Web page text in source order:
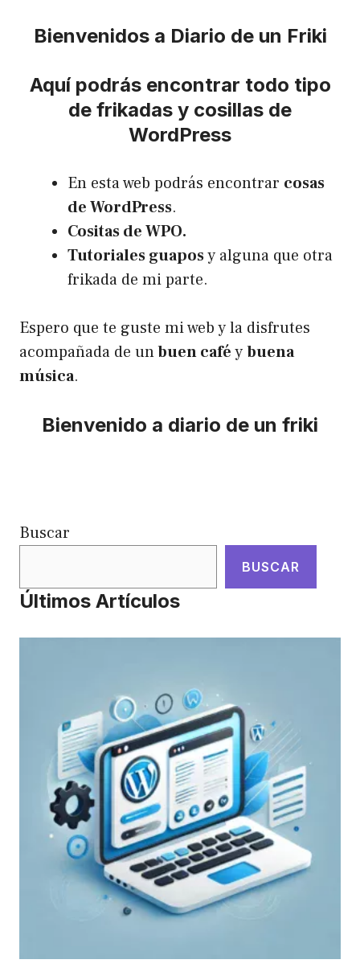
Bienvenidos a Diario de un Friki
Aquí podrás encontrar todo tipo
de frikadas y cosillas de
WordPress
En esta web podrás encontrar cosas
de WordPress.
Cositas de WPO.
Tutoriales guaposy alguna que otra
frikada de mi parte.
Espero que te guste mi web y la disfrutes
acompañada de unbuen caféybuena
música.
Bienvenido a diario de un friki
Buscar
BUSCAR
Últimos Artículos